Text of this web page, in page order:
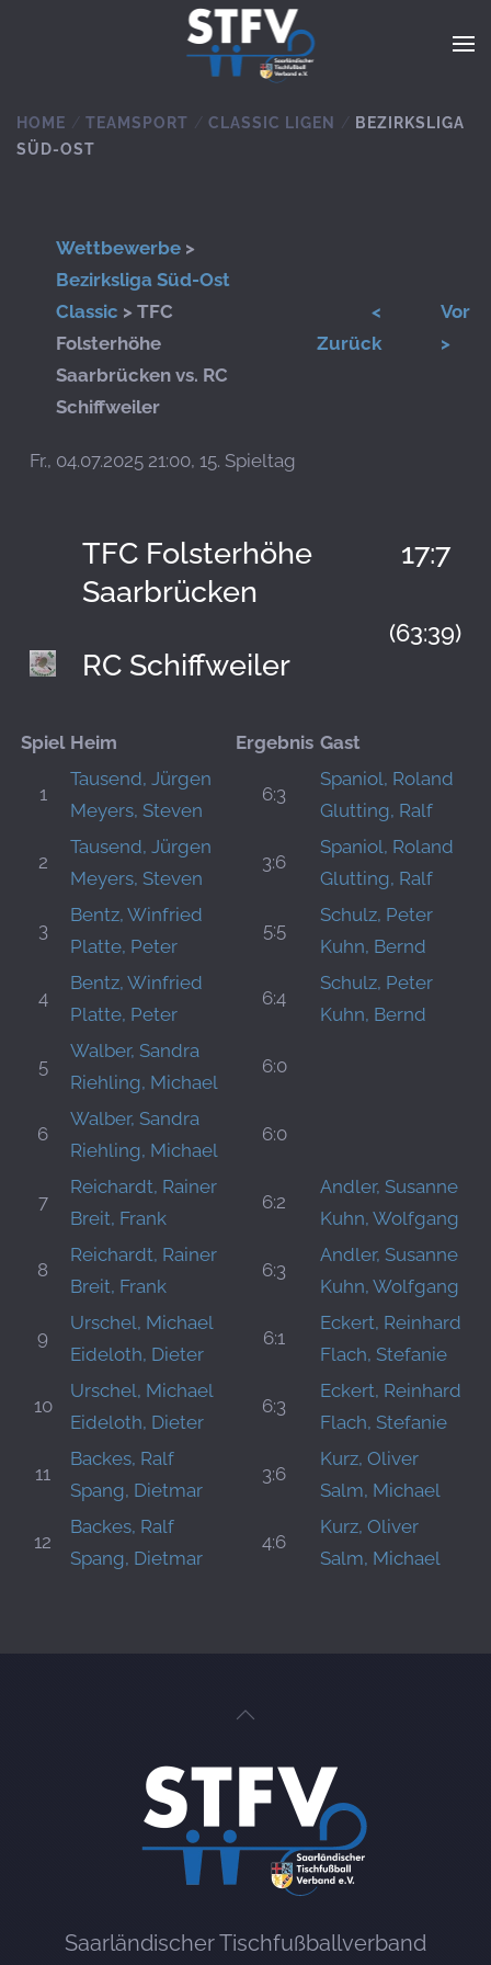
Zum Hauptinhalt springen
HOME TEAMSPORT CLASSIC LIGEN
BEZIRKSLIGA
SÜD-OST
Wettbewerbe >
Bezirksliga Süd-Ost
Classic > TFC
Folsterhöhe
Saarbrücken vs. RC
Schiffweiler
<
Zurück
Vor
>
Fr., 04.07.2025 21:00, 15. Spieltag
TFC Folsterhöhe
Saarbrücken
17:7
(63:39)
RC Schiffweiler
Spiel Heim Ergebnis Gast
1
Tausend, Jürgen
Meyers, Steven
6:3
Spaniol, Roland
Glutting, Ralf
2
Tausend, Jürgen
Meyers, Steven
3:6
Spaniol, Roland
Glutting, Ralf
3
Bentz, Winfried
Platte, Peter
5:5
Schulz, Peter
Kuhn, Bernd
4
Bentz, Winfried
Platte, Peter
6:4
Schulz, Peter
Kuhn, Bernd
5
Walber, Sandra
Riehling, Michael
6:0
6
Walber, Sandra
Riehling, Michael
6:0
7
Reichardt, Rainer
Breit, Frank
6:2
Andler, Susanne
Kuhn, Wolfgang
8
Reichardt, Rainer
Breit, Frank
6:3
Andler, Susanne
Kuhn, Wolfgang
9
Urschel, Michael
Eideloth, Dieter
6:1
Eckert, Reinhard
Flach, Stefanie
10
Urschel, Michael
Eideloth, Dieter
6:3
Eckert, Reinhard
Flach, Stefanie
11
Backes, Ralf
Spang, Dietmar
3:6
Kurz, Oliver
Salm, Michael
12
Backes, Ralf
Spang, Dietmar
4:6
Kurz, Oliver
Salm, Michael
Saarländischer Tischfußballverband